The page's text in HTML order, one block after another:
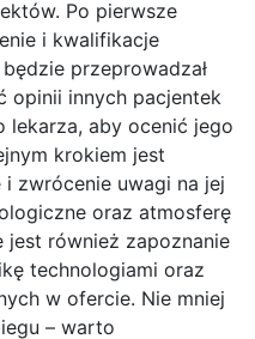
Po pierwsze
i kwalifikacje
przeprowadzał
opinii innych pacjentek
aby ocenić jego
krokiem jest
zwrócenie uwagi na jej
oraz atmosferę
jest również zapoznanie
technologiami oraz
w ofercie. Nie mniej
– warto